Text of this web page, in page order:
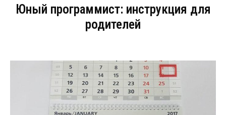
Юный программист: инструкция для
родителей